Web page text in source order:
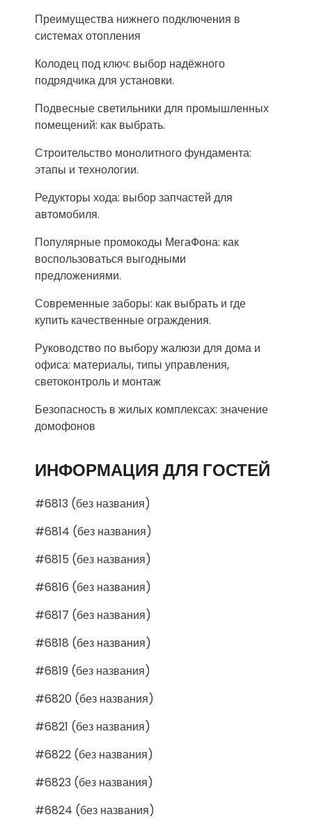
Преимущества нижнего подключения в
системах отопления
Колодец под ключ: выбор надёжного
подрядчика для установки.
Подвесные светильники для промышленных
помещений: как выбрать.
Строительство монолитного фундамента:
этапы и технологии.
Редукторы хода: выбор запчастей для
автомобиля.
Популярные промокоды МегаФона: как
воспользоваться выгодными
предложениями.
Современные заборы: как выбрать и где
купить качественные ограждения.
Руководство по выбору жалюзи для дома и
офиса: материалы, типы управления,
светоконтроль и монтаж
Безопасность в жилых комплексах: значение
домофонов
ИНФОРМАЦИЯ ДЛЯ ГОСТЕЙ
#6813 (без названия)
#6814 (без названия)
#6815 (без названия)
#6816 (без названия)
#6817 (без названия)
#6818 (без названия)
#6819 (без названия)
#6820 (без названия)
#6821 (без названия)
#6822 (без названия)
#6823 (без названия)
#6824 (без названия)